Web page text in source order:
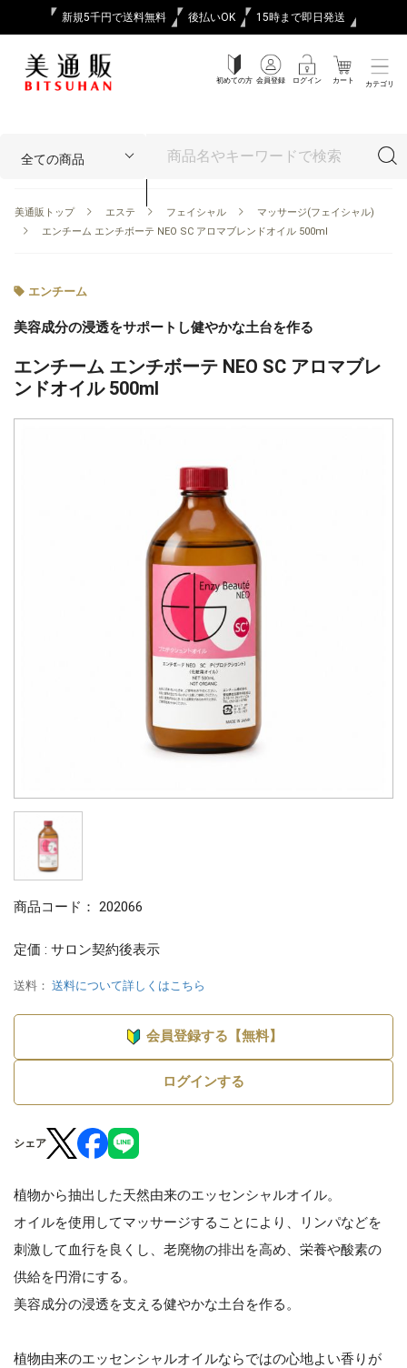
新規5千円で送料無料 後払いOK 15時まで即日発送
初めての方 会員登録 ログイン カート カテゴリ
美通販トップ エステ フェイシャル
マッサージ(フェイシャル)
エンチーム エンチボーテ NEO SC アロマブレンドオイル 500ml
エンチーム
美容成分の浸透をサポートし健やかな土台を作る
エンチーム エンチボーテ NEO SC アロマブレ
ンドオイル 500ml
商品コード： 202066
定価 : サロン契約後表示
送料： 送料について詳しくはこちら
会員登録する【無料】
ログインする
シェア
植物から抽出した天然由来のエッセンシャルオイル。
オイルを使用してマッサージすることにより、リンパなどを
刺激して血行を良くし、老廃物の排出を高め、栄養や酸素の
供給を円滑にする。
美容成分の浸透を支える健やかな土台を作る。
植物由来のエッセンシャルオイルならではの心地よい香りが